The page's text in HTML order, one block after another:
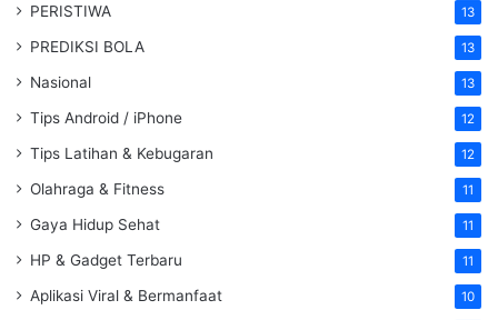
PERISTIWA 13
PREDIKSI BOLA 13
Nasional 13
Tips Android / iPhone 12
Tips Latihan & Kebugaran 12
Olahraga & Fitness 11
Gaya Hidup Sehat 11
HP & Gadget Terbaru 11
Aplikasi Viral & Bermanfaat 10